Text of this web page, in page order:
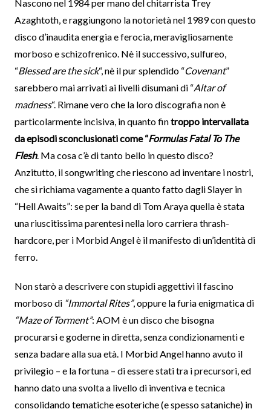
Nascono nel 1984 per mano del chitarrista Trey
Azaghtoth, e raggiungono la notorietà nel 1989 con questo
disco d’inaudita energia e ferocia, meravigliosamente
morboso e schizofrenico. Nè il successivo, sulfureo,
“Blessed are the sick“, nè il pur splendido “Covenant”
sarebbero mai arrivati ai livelli disumani di “Altar of
madness“. Rimane vero che la loro discografia non è
particolarmente incisiva, in quanto fintroppo intervallata
da episodi sconclusionati come “Formulas Fatal To The
Flesh. Ma cosa c’è di tanto bello in questo disco?
Anzitutto, il songwriting che riescono ad inventare i nostri,
che si richiama vagamente a quanto fatto dagli Slayer in
“Hell Awaits”: se per la band di Tom Araya quella è stata
una riuscitissima parentesi nella loro carriera thrash-
hardcore, per i Morbid Angel è il manifesto di un’identità di
ferro.
Non starò a descrivere con stupidi aggettivi il fascino
morboso di “Immortal Rites”, oppure la furia enigmatica di
“Maze of Torment”: AOM è un disco che bisogna
procurarsi e goderne in diretta, senza condizionamenti e
senza badare alla sua età. I Morbid Angel hanno avuto il
privilegio – e la fortuna – di essere stati tra i precursori, ed
hanno dato una svolta a livello di inventiva e tecnica
consolidando tematiche esoteriche (e spesso sataniche) in